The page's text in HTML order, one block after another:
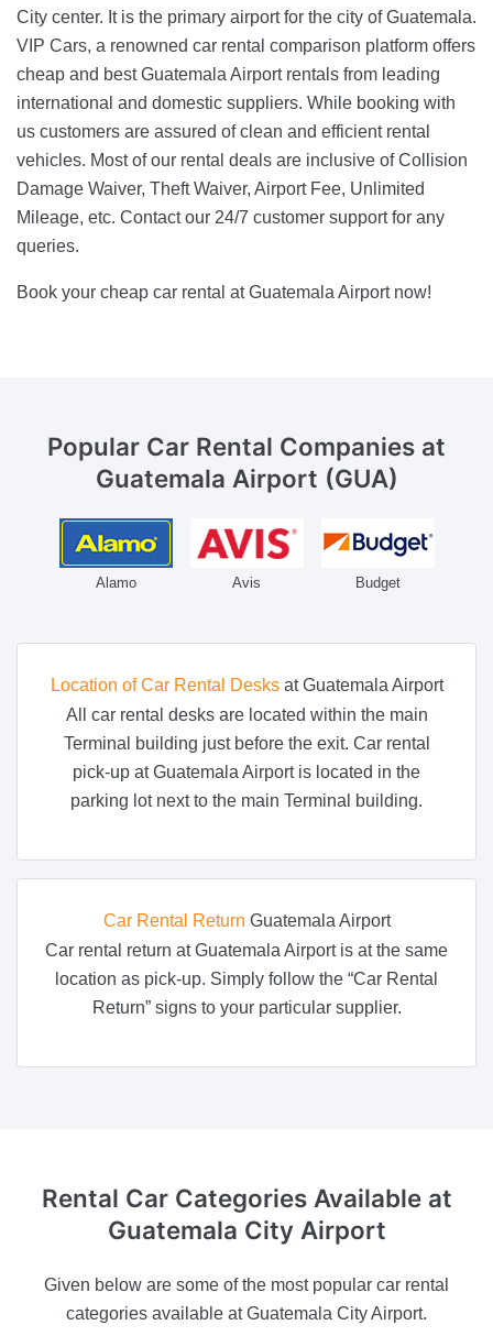
City center. It is the primary airport for the city of Guatemala.
VIP Cars, a renowned car rental comparison platform offers
cheap and best Guatemala Airport rentals from leading
international and domestic suppliers. While booking with
us customers are assured of clean and efficient rental
vehicles. Most of our rental deals are inclusive of Collision
Damage Waiver, Theft Waiver, Airport Fee, Unlimited
Mileage, etc. Contact our 24/7 customer support for any
queries.
Book your cheap car rental at Guatemala Airport now!
Popular Car Rental Companies at
Guatemala Airport (GUA)
Alamo Avis Budget
Location of Car Rental Desksat Guatemala Airport
All car rental desks are located within the main
Terminal building just before the exit. Car rental
pick-up at Guatemala Airport is located in the
parking lot next to the main Terminal building.
Car Rental Return Guatemala Airport
Car rental return at Guatemala Airport is at the same
location as pick-up. Simply follow the “Car Rental
Return” signs to your particular supplier.
Rental Car Categories Available at
Guatemala City Airport
Given below are some of the most popular car rental
categories available at Guatemala City Airport.